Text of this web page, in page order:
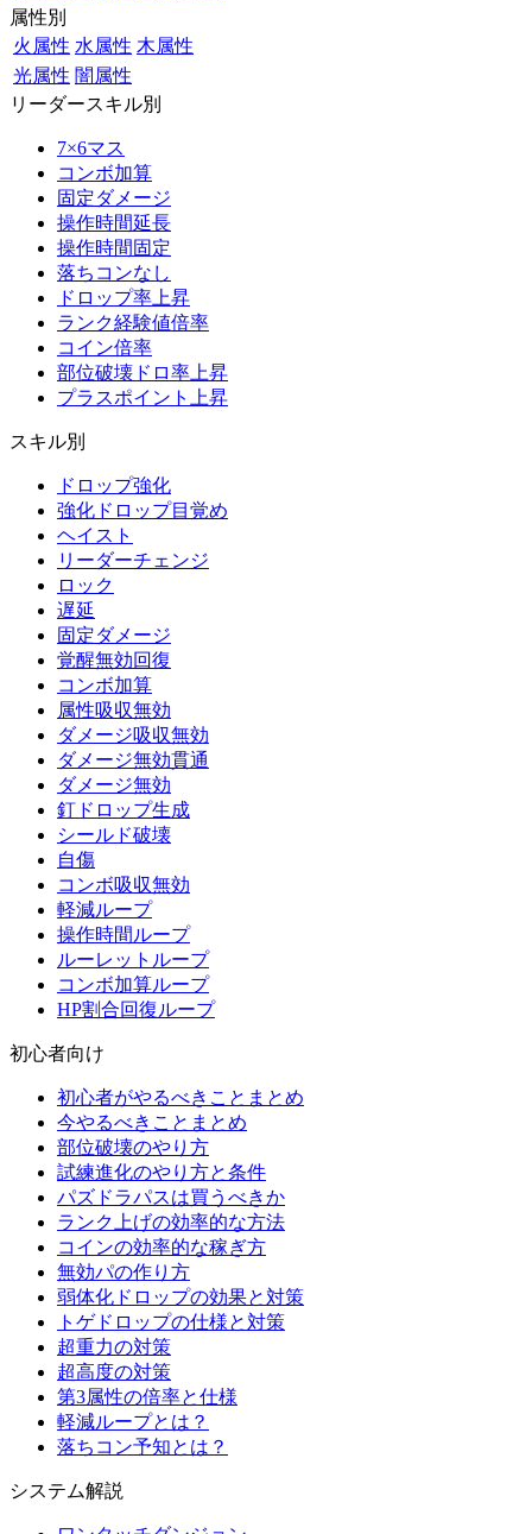
属性別
火属性 水属性 木属性
光属性 闇属性
リーダースキル別
7×6マス
コンボ加算
固定ダメージ
操作時間延長
操作時間固定
落ちコンなし
ドロップ率上昇
ランク経験値倍率
コイン倍率
部位破壊ドロ率上昇
プラスポイント上昇
スキル別
ドロップ強化
強化ドロップ目覚め
ヘイスト
リーダーチェンジ
ロック
遅延
固定ダメージ
覚醒無効回復
コンボ加算
属性吸収無効
ダメージ吸収無効
ダメージ無効貫通
ダメージ無効
釘ドロップ生成
シールド破壊
自傷
コンボ吸収無効
軽減ループ
操作時間ループ
ルーレットループ
コンボ加算ループ
HP割合回復ループ
初心者向け
初心者がやるべきことまとめ
今やるべきことまとめ
部位破壊のやり方
試練進化のやり方と条件
パズドラパスは買うべきか
ランク上げの効率的な方法
コインの効率的な稼ぎ方
無効パの作り方
弱体化ドロップの効果と対策
トゲドロップの仕様と対策
超重力の対策
超高度の対策
第3属性の倍率と仕様
軽減ループとは？
落ちコン予知とは？
システム解説